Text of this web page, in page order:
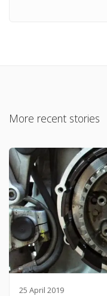
More recent stories
25 April 2019